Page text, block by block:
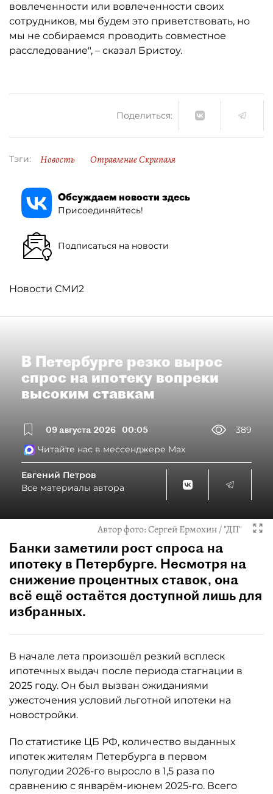
вовлеченности или вовлеченности своих
сотрудников, мы будем это приветствовать, но
мы не собираемся проводить совместное
расследование", – сказал Бристоу.
Поделиться:
Тэги: Новость Отравление Скрипаля
Обсуждаем новости здесь
Присоединяйтесь!
Подписаться на новости
Новости СМИ2
В Петербурге резко вырос
спрос на ипотеку вопреки
высоким ставкам
09 августа 2026 00:05
389
Читайте нас в мессенджере Max
Евгений Петров
Все материалы автора
Автор фото:Сергей Ермохин / "ДП"
Банки заметили рост спроса на
ипотеку в Петербурге. Несмотря на
снижение процентных ставок, она
всё ещё остаётся доступной лишь для
избранных.
В начале лета произошёл резкий всплеск
ипотечных выдач после периода стагнации в
2025 году. Он был вызван ожиданиями
ужесточения условий льготной ипотеки на
новостройки.
По статистике ЦБ РФ, количество выданных
ипотек жителям Петербурга в первом
полугодии 2026-го выросло в 1,5 раза по
сравнению с январём-июнем 2025-го. Всего